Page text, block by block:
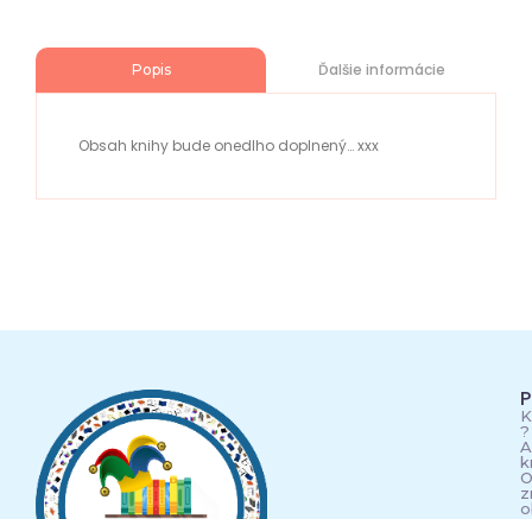
Popis Ďalšie informácie
Obsah knihy bude onedlho doplnený… xxx
?